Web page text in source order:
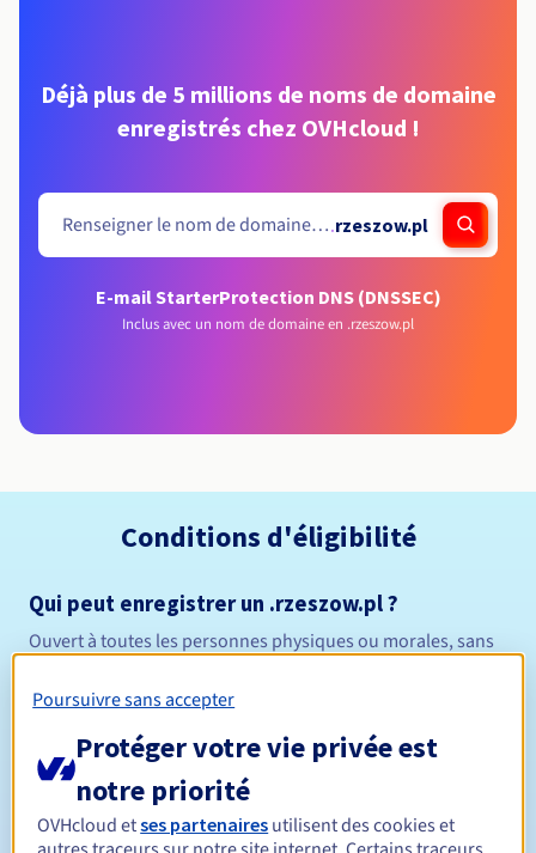
Déjà plus de 5 millions de noms de domaine
enregistrés chez OVHcloud !
.rzeszow.pl
E-mail StarterProtection DNS (DNSSEC)
Inclus avec un nom de domaine en .rzeszow.pl
Conditions d'éligibilité
Qui peut enregistrer un .rzeszow.pl ?
Ouvert à toutes les personnes physiques ou morales, sans
restriction géographique.
Règles de gestion et notifications
Durée de réservation
Poursuivre sans accepter
Protéger votre vie privée est
notre priorité
OVHcloud etses partenaires utilisent des cookies et